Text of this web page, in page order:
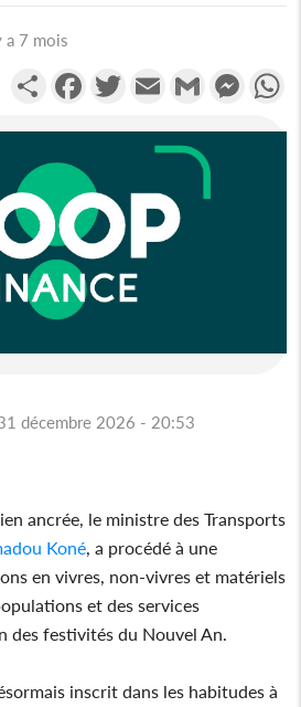
a 7 mois
PartagerFacebookTwitterEmail Gmail
décembre 2026 - 20:53
ancrée, le ministre des Transports
Koné , a procédé à une
en vivres, non-vivres et matériels
et des services
des festivités du Nouvel An.
inscrit dans les habitudes à